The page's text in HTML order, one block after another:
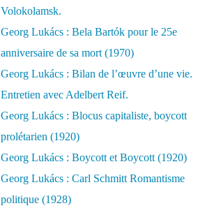
Volokolamsk.
Georg Lukács : Bela Bartók pour le 25e
anniversaire de sa mort (1970)
Georg Lukács : Bilan de l’œuvre d’une vie.
Entretien avec Adelbert Reif.
Georg Lukács : Blocus capitaliste, boycott
prolétarien (1920)
Georg Lukács : Boycott et Boycott (1920)
Georg Lukács : Carl Schmitt Romantisme
politique (1928)